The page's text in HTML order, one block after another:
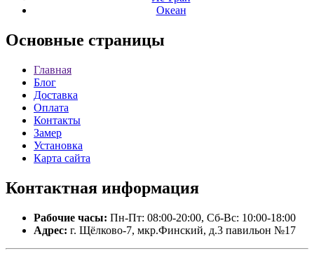
Океан
Основные страницы
Главная
Блог
Доставка
Оплата
Контакты
Замер
Установка
Карта сайта
Контактная информация
Рабочие часы: Пн-Пт: 08:00-20:00, Сб-Вс: 10:00-18:00
Адрес: г. Щёлково-7, мкр.Финский, д.3 павильон №17